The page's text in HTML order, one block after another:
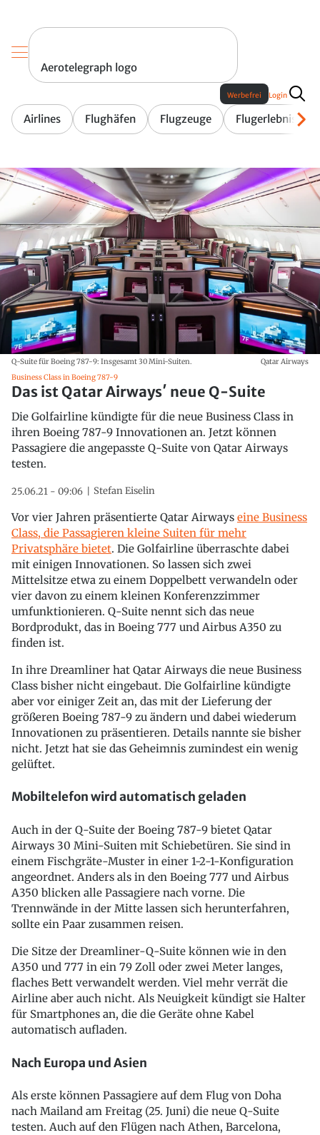
Aerotelegraph logo
Airlines Flughäfen Flugzeuge Flugerlebnis
Werbefrei Login
Q-Suite für Boeing 787-9: Insgesamt 30 Mini-Suiten.
Qatar Airways
Business Class in Boeing 787-9
Das ist Qatar Airways′ neue Q-Suite
Die Golfairline kündigte für die neue Business Class in
ihren Boeing 787-9 Innovationen an. Jetzt können
Passagiere die angepasste Q-Suite von Qatar Airways
testen.
25.06.21 - 09:06 Stefan Eiselin
Vor vier Jahren präsentierte Qatar Airways eine Business
Class, die Passagieren kleine Suiten für mehr
Privatsphäre bietet. Die Golfairline überraschte dabei
mit einigen Innovationen. So lassen sich zwei
Mittelsitze etwa zu einem Doppelbett verwandeln oder
vier davon zu einem kleinen Konferenzzimmer
umfunktionieren. Q-Suite nennt sich das neue
Bordprodukt, das in Boeing 777 und Airbus A350 zu
finden ist.
In ihre Dreamliner hat Qatar Airways die neue Business
Class bisher nicht eingebaut. Die Golfairline kündigte
aber vor einiger Zeit an, das mit der Lieferung der
größeren Boeing 787-9 zu ändern und dabei wiederum
Innovationen zu präsentieren. Details nannte sie bisher
nicht. Jetzt hat sie das Geheimnis zumindest ein wenig
gelüftet.
Mobiltelefon wird automatisch geladen
Auch in der Q-Suite der Boeing 787-9 bietet Qatar
Airways 30 Mini-Suiten mit Schiebetüren. Sie sind in
einem Fischgräte-Muster in einer 1-2-1-Konfiguration
angeordnet. Anders als in den Boeing 777 und Airbus
A350 blicken alle Passagiere nach vorne. Die
Trennwände in der Mitte lassen sich herunterfahren,
sollte ein Paar zusammen reisen.
Die Sitze der Dreamliner-Q-Suite können wie in den
A350 und 777 in ein 79 Zoll oder zwei Meter langes,
flaches Bett verwandelt werden. Viel mehr verrät die
Airline aber auch nicht. Als Neuigkeit kündigt sie Halter
für Smartphones an, die die Geräte ohne Kabel
automatisch aufladen.
Nach Europa und Asien
Als erste können Passagiere auf dem Flug von Doha
nach Mailand am Freitag (25. Juni) die neue Q-Suite
testen. Auch auf den Flügen nach Athen, Barcelona,